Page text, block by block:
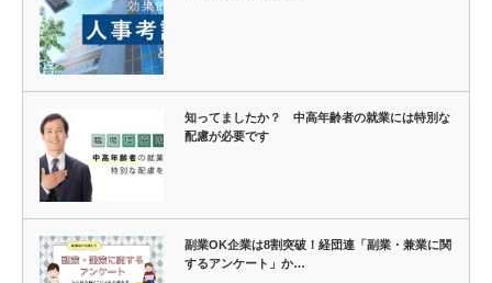
知ってましたか？ 中高年齢者の就業には特別な
配慮が必要です
副業OK企業は8割突破！経団連「副業・兼業に関
するアンケート」か…